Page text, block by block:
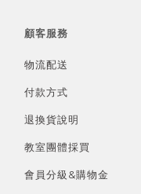
顧客服務
物流配送
付款方式
退換貨說明
教室團體採買
會員分級&購物金